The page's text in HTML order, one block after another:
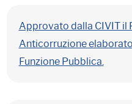
Approvato dalla CIVIT il
Anticorruzione
Funzione Pubblica.